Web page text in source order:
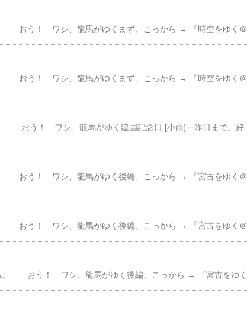
んで、２月１１日（祝） に。 おう！ ワシ、龍馬がゆく建国記念日 [小雨]一昨日まで、好評連載 『京都での龍馬の足跡をゆく』ええ天気に恵まれたき。 だが、ワシにゃ相応しくない感動的な動画にして足跡をゆく＠総集編なんせ、稀代の雨男。 で、こん日、似合いの雨ぜよでで、地下鉄で降り立ったんは 『コスモスクエア』駅こりゃ 大阪港の一角にある駅ぜよ。 そう、ベイエリアほとんど人通りのない海沿いの道をゆく。 龍馬がゆくちぃっと肌寒いき右手にゃ、大阪湾左手にゃ、高層ビルはてさて左手に見えちょるＷＴＣ （ワールド・トレード・センター）1995年。大阪市が中心となって、第３セクターが建設西日本一の高さ（256ｍ）誇るが、 末恐ろしい大赤字で、橋下大阪知事が 府庁移転を提案したビルじゃき：・てなことで、地の利が悪いと、府議会が反対。 否決そりゃそうと、おまん。 地下鉄で１５分が、不便か？ワシか。 ワシゃ、問題なし３０分でも、 ノープログレムしばし 『大阪ご当地ソング』 特集。 悲しい色やねおもしろページ↓さあ、おまん。 今日の運勢ちゃ？■ 一押しの運だめし 『おもしろページを当てろ』 ■なかなかランクアップせんから 考えた姑息企画だが。いずれかに、おもしろページをリンクしとる 『龍馬がゆく』から、体験教室の特別キャンペーン お友だちと２人で、お１人の受講料（２月末まで）こんブログの 『メッセージ』 からでもまっこと気軽に→問い合わせメール